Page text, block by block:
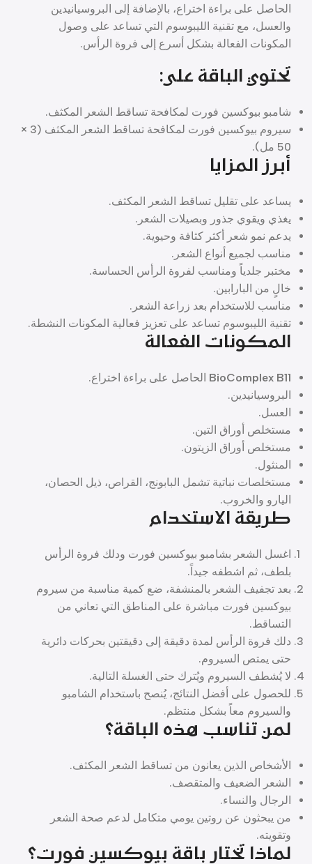
الحاصل على براءة اختراع، بالإضافة إلى البروسيانيدين
والعسل، مع تقنية الليبوسوم التي تساعد على وصول
المكونات الفعالة بشكل أسرع إلى فروة الرأس.
تحتوي الباقة على:
شامبو بيوكسين فورت لمكافحة تساقط الشعر المكثف.
سيروم بيوكسين فورت لمكافحة تساقط الشعر المكثف (3 ×
50 مل).
أبرز المزايا
يساعد على تقليل تساقط الشعر المكثف.
يغذي ويقوي جذور وبصيلات الشعر.
يدعم نمو شعر أكثر كثافة وحيوية.
مناسب لجميع أنواع الشعر.
مختبر جلدياً ومناسب لفروة الرأس الحساسة.
خالٍ من البارابين.
مناسب للاستخدام بعد زراعة الشعر.
تقنية الليبوسوم تساعد على تعزيز فعالية المكونات النشطة.
المكونات الفعالة
BioComplex B11 الحاصل على براءة اختراع.
البروسيانيدين.
العسل.
مستخلص أوراق التين.
مستخلص أوراق الزيتون.
المنثول.
مستخلصات نباتية تشمل البابونج، القراص، ذيل الحصان،
اليارو والخروب.
طريقة الاستخدام
اغسل الشعر بشامبو بيوكسين فورت ودلك فروة الرأس
بلطف، ثم اشطفه جيداً.
بعد تجفيف الشعر بالمنشفة، ضع كمية مناسبة من سيروم
بيوكسين فورت مباشرة على المناطق التي تعاني من
التساقط.
دلك فروة الرأس لمدة دقيقة إلى دقيقتين بحركات دائرية
حتى يمتص السيروم.
لا يُشطف السيروم ويُترك حتى الغسلة التالية.
للحصول على أفضل النتائج، يُنصح باستخدام الشامبو
والسيروم معاً بشكل منتظم.
لمن تناسب هذه الباقة؟
الأشخاص الذين يعانون من تساقط الشعر المكثف.
الشعر الضعيف والمتقصف.
الرجال والنساء.
من يبحثون عن روتين يومي متكامل لدعم صحة الشعر
وتقويته.
لماذا تختار باقة بيوكسين فورت؟